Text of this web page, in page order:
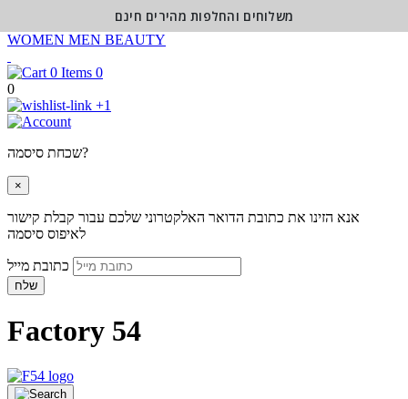
WOMEN MEN BEAUTY
0
0
+1
שכחת סיסמה?
×
אנא הזינו את כתובת הדואר האלקטרוני שלכם עבור קבלת קישור
לאיפוס סיסמה
שלח
Factory 54
משלוחים והחלפות מהירים חינם